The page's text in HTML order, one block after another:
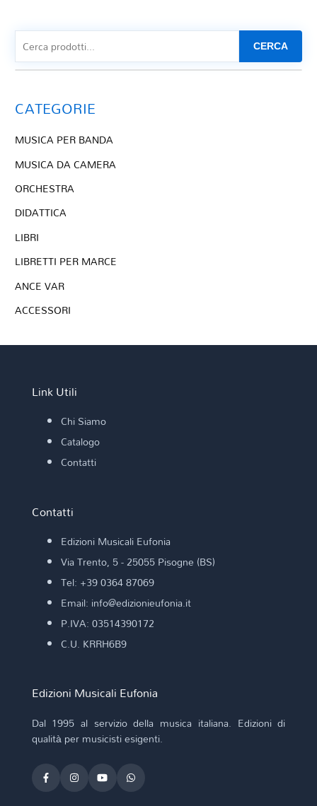
CERCA
CATEGORIE
MUSICA PER BANDA
MUSICA DA CAMERA
ORCHESTRA
DIDATTICA
LIBRI
LIBRETTI PER MARCE
ANCE VAR
ACCESSORI
Link Utili
Chi Siamo
Catalogo
Contatti
Contatti
Edizioni Musicali Eufonia
Via Trento, 5 - 25055 Pisogne (BS)
Tel: +39 0364 87069
Email: info@edizionieufonia.it
P.IVA: 03514390172
C.U. KRRH6B9
Edizioni Musicali Eufonia
Dal 1995 al servizio della musica italiana. Edizioni di
qualità per musicisti esigenti.